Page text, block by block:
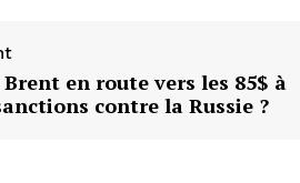
en route vers les 85$ à
contre la Russie ?